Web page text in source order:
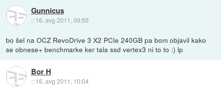
Gunnicus
:: 16. avg 2011, 09:55
bo šel na OCZ RevoDrive 3 X2 PCIe 240GB pa bom objavil kako
se obnese+ benchmarke ker tala ssd vertex3 ni to to :) lp
Bor H
:: 16. avg 2011, 10:04